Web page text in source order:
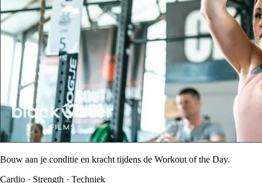
Bouw aan je conditie en kracht tijdens de Workout of the Day.
Cardio · Strength · Techniek